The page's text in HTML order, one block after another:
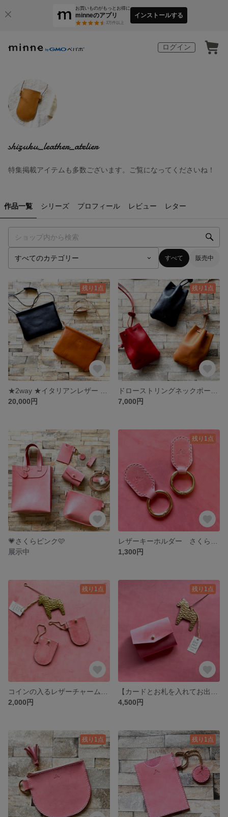
お買いものがもっとお得に
minneのアプリ
3万件以上
インストールする
ログイン
shizuku_leather_atelier
特集掲載アイテムも多数ございます。ご覧になってくださいね！
作品一覧 シリーズ プロフィール レビュー レター
すべて 販売中
残り1点
20,000円
残り1点
7,000円
💗さくらピンク🩷
展示中
残り1点
1,300円
残り1点
2,000円
残り1点
4,500円
残り1点 残り1点